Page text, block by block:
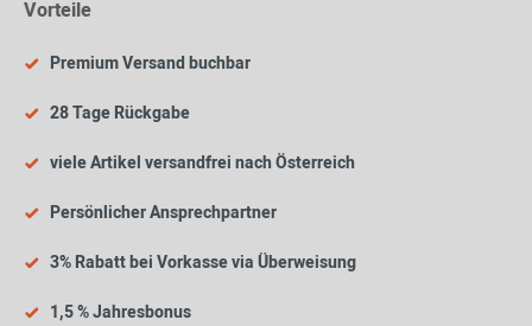
Vorteile
Premium Versand buchbar
28 Tage Rückgabe
viele Artikel versandfrei nach Österreich
Persönlicher Ansprechpartner
3% Rabatt bei Vorkasse via Überweisung
1,5 % Jahresbonus